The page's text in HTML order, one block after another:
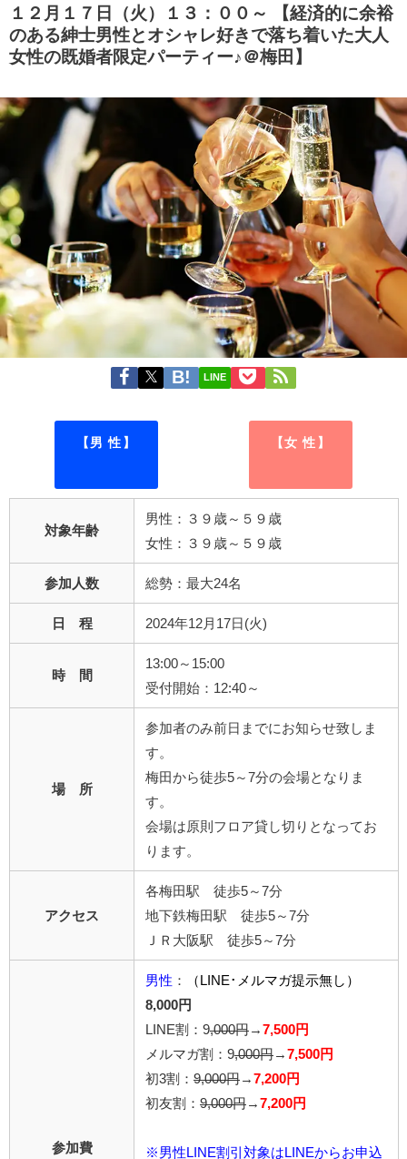
女性の既婚者限定ビッグパーティ
ー♪＠池袋】
ティー♪＠茶屋町】
１２月１７日（火）１３：００～ 【経済的に余裕
のある紳士男性とオシャレ好きで落ち着いた大人
女性の既婚者限定パーティー♪＠梅田】
LINE
【男 性】 【女 性】
対象年齢
男性：３９歳～５９歳
女性：３９歳～５９歳
参加人数 総勢：最大24名
日 程 2024年12月17日(火)
時 間
13:00～15:00
受付開始：12:40～
場 所
参加者のみ前日までにお知らせ致しま
す。
梅田から徒歩5～7分の会場となりま
す。
会場は原則フロア貸し切りとなってお
ります。
アクセス
各梅田駅 徒歩5～7分
地下鉄梅田駅 徒歩5～7分
ＪＲ大阪駅 徒歩5～7分
参加費
男性 ：
（LINE･メルマガ提示無し）
8,000円
LINE割：9,000円 → 7,500円
メルマガ割：9,000円 → 7,500円
初3割： 9,000円 → 7,200円
初友割： 9,000円 → 7,200円
※男性LINE割引対象はLINEからお申込